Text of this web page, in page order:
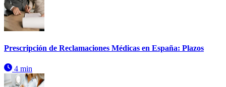
Prescripción de Reclamaciones Médicas en España: Plazos
4 min